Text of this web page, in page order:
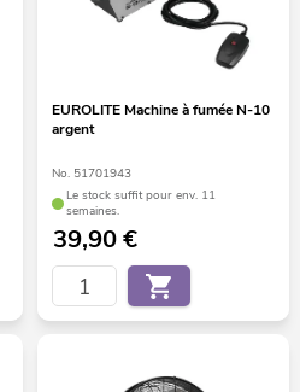
EUROLITE Machine à fumée N-10
argent
No. 51701943
Le stock suffit pour env. 11
semaines.
39,90€